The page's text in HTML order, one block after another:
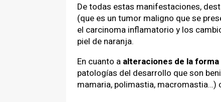
De todas estas manifestaciones,
(que es un tumor maligno que se
el carcinoma inflamatorio y los
piel de naranja.
En cuanto a alteraciones de la forma
patologías del desarrollo que son
mamaria, polimastia,